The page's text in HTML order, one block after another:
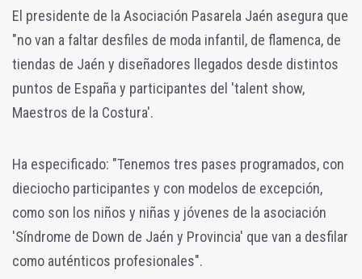
El presidente de la Asociación Pasarela Jaén asegura que
"no van a faltar desfiles de moda infantil, de flamenca, de
tiendas de Jaén y diseñadores llegados desde distintos
puntos de España y participantes del 'talent show,
Maestros de la Costura'.
Ha especificado: "Tenemos tres pases programados, con
dieciocho participantes y con modelos de excepción,
como son los niños y niñas y jóvenes de la asociación
'Síndrome de Down de Jaén y Provincia' que van a desfilar
como auténticos profesionales".